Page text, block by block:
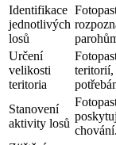
Identifikace
jednotlivých
losů
Určení
velikosti
teritoria
teritorií,
Stanovení
aktivity losů
chování.